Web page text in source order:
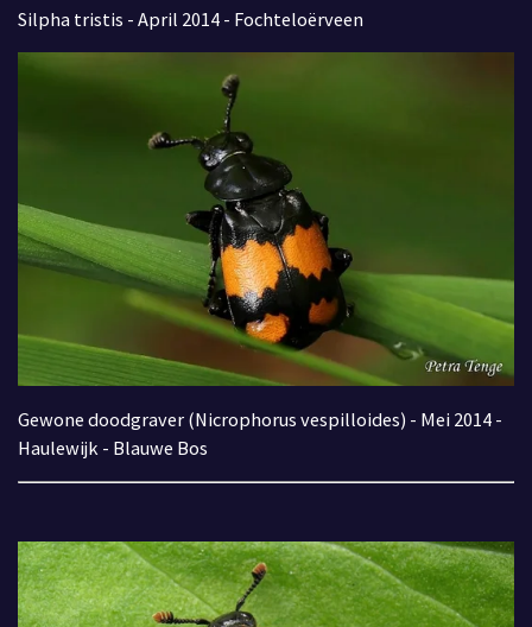
Silpha tristis - April 2014 - Fochteloërveen
Gewone doodgraver (Nicrophorus vespilloides) - Mei 2014 -
Haulewijk - Blauwe Bos